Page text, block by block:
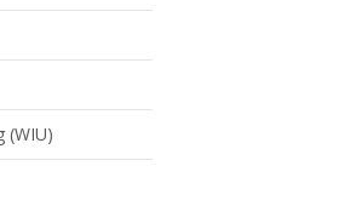
(WIU)